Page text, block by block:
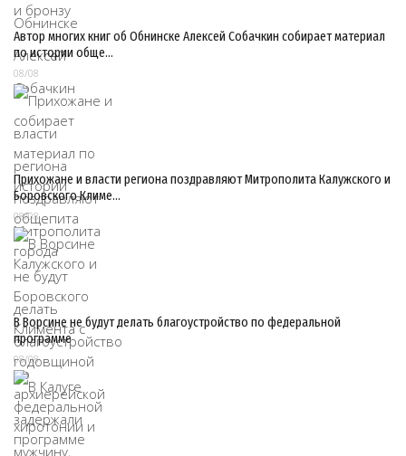
Автор многих книг об Обнинске Алексей Собачкин собирает материал
по истории обще…
08/08
Прихожане и власти региона поздравляют Митрополита Калужского и
Боровского Климе…
08/08
В Ворсине не будут делать благоустройство по федеральной
программе
08/08